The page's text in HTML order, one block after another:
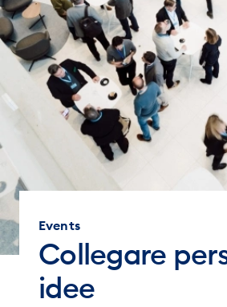
Events
Collegare
idee